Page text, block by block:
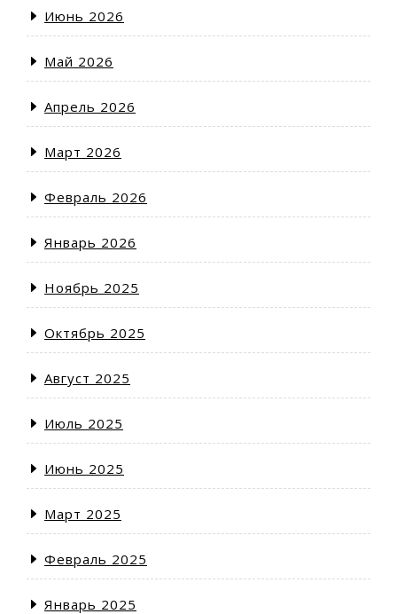
Июнь 2026
Май 2026
Апрель 2026
Март 2026
Февраль 2026
Январь 2026
Ноябрь 2025
Октябрь 2025
Август 2025
Июль 2025
Июнь 2025
Март 2025
Февраль 2025
Январь 2025